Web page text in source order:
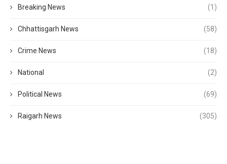
Breaking News (1)
Chhattisgarh News (58)
Crime News (18)
National (2)
Political News (69)
Raigarh News (305)